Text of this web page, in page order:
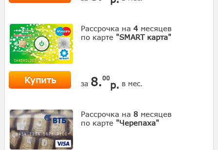
Рассрочка на 4 месяцев
по карте "SMART карта"
Купить за 8.00
р. в мес.
Рассрочка на 8 месяцев
по карте "Черепаха"